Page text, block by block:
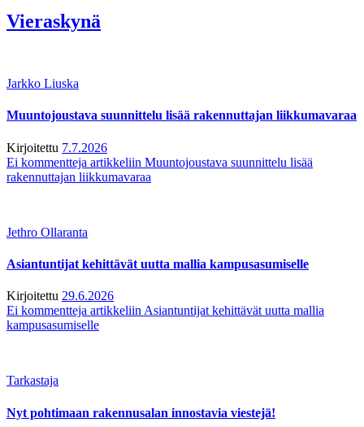
Vieraskynä
Jarkko Liuska
Muuntojoustava suunnittelu lisää rakennuttajan liikkumavaraa
Kirjoitettu 7.7.2026
Ei kommentteja artikkeliin Muuntojoustava suunnittelu lisää
rakennuttajan liikkumavaraa
Jethro Ollaranta
Asiantuntijat kehittävät uutta mallia kampusasumiselle
Kirjoitettu 29.6.2026
Ei kommentteja artikkeliin Asiantuntijat kehittävät uutta mallia
kampusasumiselle
Tarkastaja
Nyt pohtimaan rakennusalan innostavia viestejä!